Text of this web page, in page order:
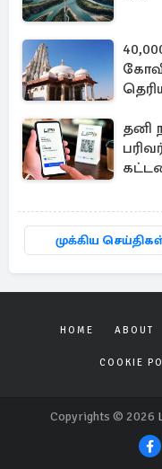
தனி
முக்கிய
HOME ABOUT
COOKIE
Copyrights © 2026